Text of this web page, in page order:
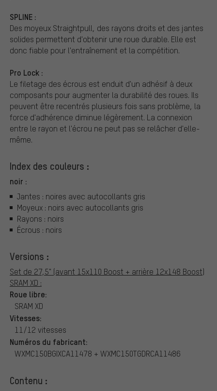
SPLINE :
Des moyeux Straightpull, des rayons droits et des jantes
solides permettent d'obtenir une roue durable. Elle est
donc fiable pour l'entraînement et la compétition.
Pro Lock :
Le filetage des écrous est enduit d'un adhésif à deux
composants pour augmenter la durabilité des roues. Ils
peuvent être recentrés plusieurs fois sans problème, la
force d'adhérence diminue légèrement. La connexion
entre le rayon et l'écrou ne peut pas se relâcher d'elle-
même.
Index des couleurs :
noir :
Jantes : noires avec autocollants gris
Moyeux : noirs avec autocollants gris
Rayons : noirs
Écrous : noirs
Versions :
Set de 27,5" (avant 15x110 Boost + arrière 12x148 Boost)
SRAM XD :
Roue libre:
SRAM XD
Vitesses:
11/12 vitesses
Numéros du fabricant:
WXMC150BGIXCA11478 + WXMC150TGDRCA11486
Contenu :